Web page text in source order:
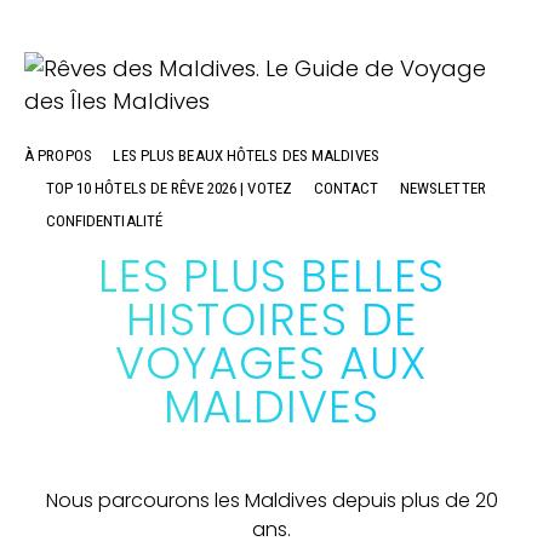
À PROPOS
LES PLUS BEAUX HÔTELS DES MALDIVES
TOP 10 HÔTELS DE RÊVE 2026 | VOTEZ
CONTACT
NEWSLETTER
CONFIDENTIALITÉ
LES PLUS BELLES
HISTOIRES DE
VOYAGES AUX
MALDIVES
Nous parcourons les Maldives depuis plus de 20
ans.